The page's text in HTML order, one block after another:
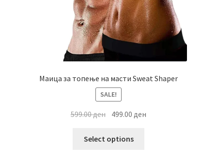
page
Маица за топење на масти Sweat Shaper
SALE!
599.00ден Original
was:
499.00ден
Select options